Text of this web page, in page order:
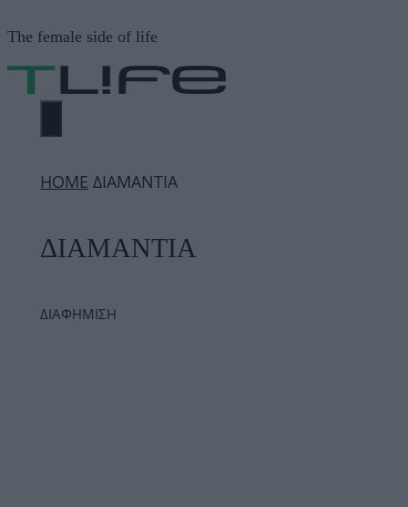
σε
περιεχόμενο
The female side of life
ΜΕΝΟΎ
ΗΟΜΕ ΔΙΑΜΑΝΤΙΑ
ΔΙΑΜΑΝΤΙΑ
ΔΙΑΦΗΜΙΣΗ